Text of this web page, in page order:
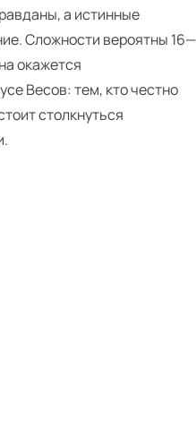
а истинные
Сложности вероятны 16—
окажется
Весов: тем, кто честно
столкнуться